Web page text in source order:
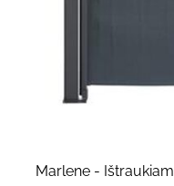
Marlene -